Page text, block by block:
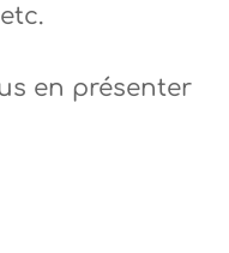
en présenter